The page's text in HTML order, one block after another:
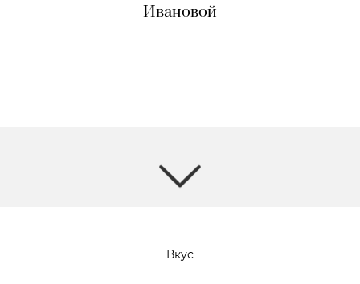
Ивановой
Вкус